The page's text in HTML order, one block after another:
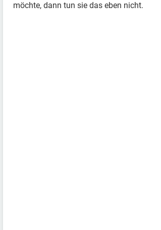
möchte, dann tun sie das eben nicht.